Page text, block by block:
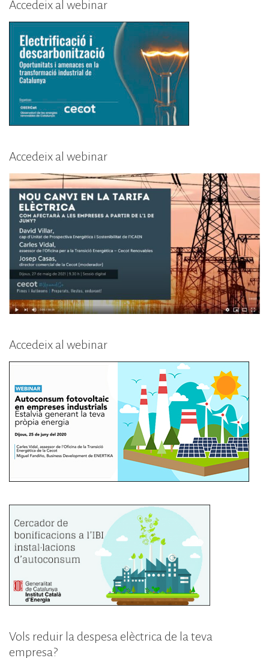
Accedeix al webinar
Accedeix al webinar
Accedeix al webinar
Vols reduir la despesa elèctrica de la teva
empresa?